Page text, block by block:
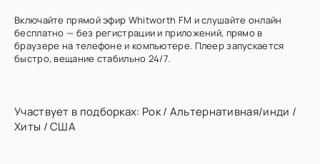
Включайте прямой эфир Whitworth FM и слушайте онлайн
бесплатно — без регистрации и приложений, прямо в
браузере на телефоне и компьютере. Плеер запускается
быстро, вещание стабильно 24/7.
Участвует в подборках: Рок/ Альтернативная/инди /
Хиты /США